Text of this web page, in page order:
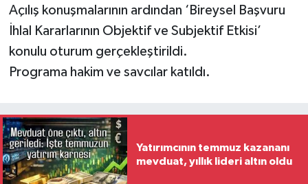
Açılış konuşmalarının ardından ‘Bireysel Başvuru
İhlal Kararlarının Objektif ve Subjektif Etkisi’
konulu oturum gerçekleştirildi.
Programa hakim ve savcılar katıldı.
Yatırımcının temmuz kazananı
mevduat, yıllık lideri altın oldu